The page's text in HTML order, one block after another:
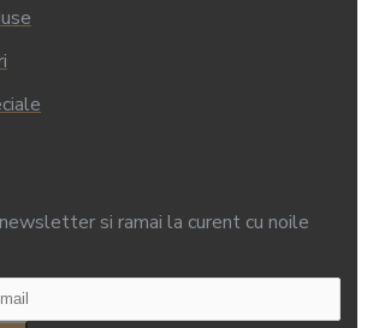
si ramai la curent cu noile